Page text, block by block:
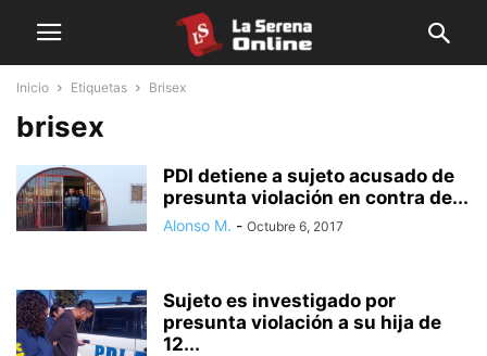
Inicio Etiquetas Brisex
brisex
PDI detiene a sujeto acusado de
presunta violación en contra de...
Alonso M. - Octubre 6, 2017
Sujeto es investigado por
presunta violación a su hija de
12...